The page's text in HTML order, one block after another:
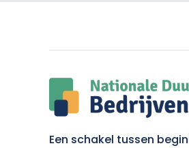
Een schakel tussen